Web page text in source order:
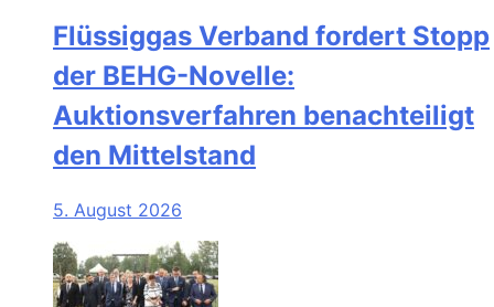
Flüssiggas Verband fordert Stopp
der BEHG-Novelle:
Auktionsverfahren benachteiligt
den Mittelstand
5. August 2026